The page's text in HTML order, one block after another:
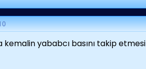
kemalin yababcı basını takip